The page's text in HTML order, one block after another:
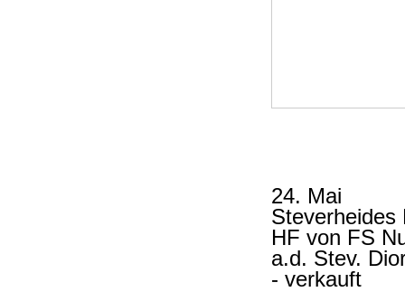
24. Mai
Steverheides
HF von FS
a.d. Stev.
- verkauft